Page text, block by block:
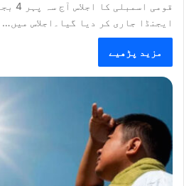
ایجنڈا جاری کر دیا گیا۔اجلاس میں…
مزید پڑھیے